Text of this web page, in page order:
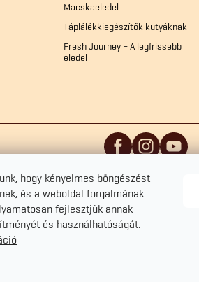
hogy kényelmes böngészést
és a weboldal forgalmának
fejlesztjük annak
és használhatóságát.
Macskaeledel
Táplálékkiegészítők kutyáknak
Fresh Journey – A legfrissebb
eledel